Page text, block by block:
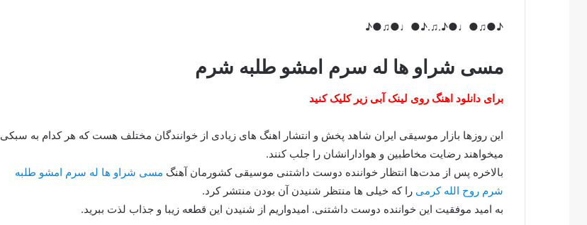
♪●♫●♩●♪.♫.♪●♩●♫●♪
مسی شراو ها له سرم امشو طلبه شرم
برای دانلود اهنگ روی لینک آبی زیر کلیک کنید
این روزها بازار موسیقی ایران شاهد پخش و انتشار اهنگ های زیادی از خوانندگان مختلف هست که هر کدام به سبکی
میخواهند رضایت مخاطبین و هوادارانشان را جلب کنند.
بالاخره پس از مدت‌ها انتظار خواننده دوست داشتنی موسیقی کشورمان آهنگ مسی شراو ها له سرم امشو طلبه
شرم روح الله کرمی را که خیلی ها منتظر شنیدن آن بودن منتشر کرد.
به امید موفقیت این خواننده دوست داشتنی. امیدواریم از شنیدن این قطعه زیبا و جذاب لذت ببرید.